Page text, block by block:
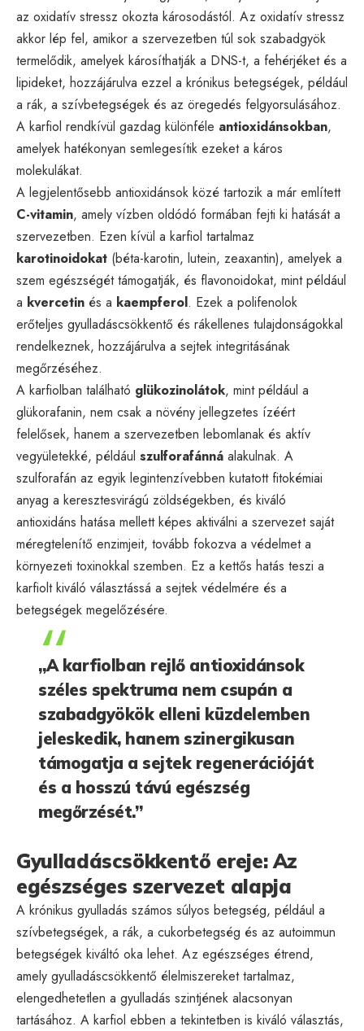
az oxidatív stressz okozta károsodástól. Az oxidatív stressz
akkor lép fel, amikor a szervezetben túl sok szabadgyök
termelődik, amelyek károsíthatják a DNS-t, a fehérjéket és a
lipideket, hozzájárulva ezzel a krónikus betegségek, például
a rák, a szívbetegségek és az öregedés felgyorsulásához.
A karfiol rendkívül gazdag különféle antioxidánsokban,
amelyek hatékonyan semlegesítik ezeket a káros
molekulákat.
A legjelentősebb antioxidánsok közé tartozik a már említett
C-vitamin, amely vízben oldódó formában fejti ki hatását a
szervezetben. Ezen kívül a karfiol tartalmaz
karotinoidokat (béta-karotin, lutein, zeaxantin), amelyek a
szem egészségét támogatják, és flavonoidokat, mint például
a kvercetin és a kaempferol. Ezek a polifenolok
erőteljes gyulladáscsökkentő és rákellenes tulajdonságokkal
rendelkeznek, hozzájárulva a sejtek integritásának
megőrzéséhez.
A karfiolban található glükozinolátok, mint például a
glükorafanin, nem csak a növény jellegzetes ízéért
felelősek, hanem a szervezetben lebomlanak és aktív
vegyületekké, például szulforafánná alakulnak. A
szulforafán az egyik legintenzívebben kutatott fitokémiai
anyag a keresztesvirágú zöldségekben, és kiváló
antioxidáns hatása mellett képes aktiválni a szervezet saját
méregtelenítő enzimjeit, tovább fokozva a védelmet a
környezeti toxinokkal szemben. Ez a kettős hatás teszi a
karfiolt kiváló választássá a sejtek védelmére és a
betegségek megelőzésére.
„A karfiolban rejlő antioxidánsok
széles spektruma nem csupán a
szabadgyökök elleni küzdelemben
jeleskedik, hanem szinergikusan
támogatja a sejtek regenerációját
és a hosszú távú egészség
megőrzését.”
Gyulladáscsökkentő ereje: Az
egészséges szervezet alapja
A krónikus gyulladás számos súlyos betegség, például a
szívbetegségek, a rák, a cukorbetegség és az autoimmun
betegségek kiváltó oka lehet. Az egészséges étrend,
amely gyulladáscsökkentő élelmiszereket tartalmaz,
elengedhetetlen a gyulladás szintjének alacsonyan
tartásához. A karfiol ebben a tekintetben is kiváló választás,